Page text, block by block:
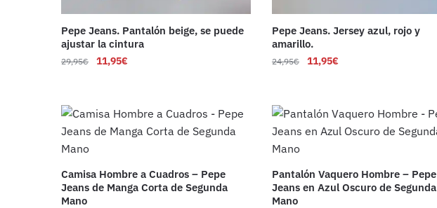
Pepe Jeans. Pantalón beige, se puede
ajustar la cintura
29,95€ 11,95€
Pepe Jeans. Jersey azul, rojo y
amarillo.
24,95€ 11,95€
Camisa Hombre a Cuadros – Pepe
Jeans de Manga Corta de Segunda
Mano
Pantalón Vaquero Hombre – Pepe
Jeans en Azul Oscuro de Segunda
Mano